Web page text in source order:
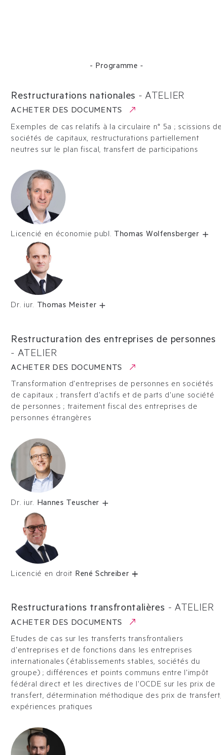
- Programme -
Restructurations nationales -ATELIER
ACHETER DES DOCUMENTS
Exemples de cas relatifs à la circulaire n° 5a ; scissions
sociétés de capitaux, restructurations partiellement
neutres sur le plan fiscal, transfert de participations
Licencié en économie publ. Thomas Wolfensberger
Dr. iur. Thomas Meister
Restructuration des entreprises de personnes
- ATELIER
ACHETER DES DOCUMENTS
Transformation d'entreprises de personnes en sociétés
de capitaux ; transfert d'actifs et de parts d'une société
de personnes ; traitement fiscal des entreprises de
personnes étrangères
Dr. iur. Hannes Teuscher
Licencié en droit René Schreiber
Restructurations transfrontalières - ATELIER
ACHETER DES DOCUMENTS
Etudes de cas sur les transferts transfrontaliers
d'entreprises et de fonctions dans les entreprises
internationales (établissements stables, sociétés du
groupe) ; différences et points communs entre l'impôt
fédéral direct et les directives de l'OCDE sur les prix de
transfert, détermination méthodique des prix de
expériences pratiques